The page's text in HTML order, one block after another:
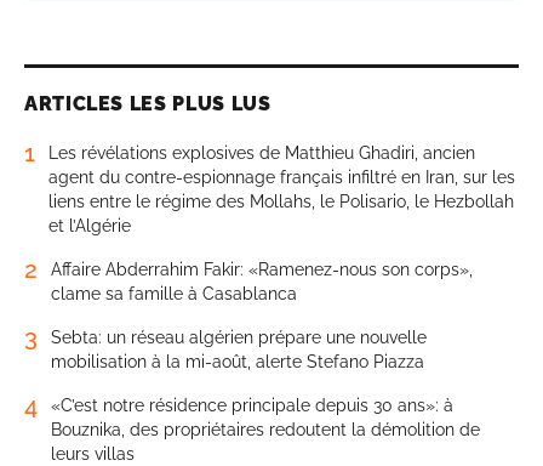
ARTICLES LES PLUS LUS
1
Les révélations explosives de Matthieu Ghadiri, ancien
agent du contre-espionnage français infiltré en Iran, sur les
liens entre le régime des Mollahs, le Polisario, le Hezbollah
et l’Algérie
2
Affaire Abderrahim Fakir: «Ramenez-nous son corps»,
clame sa famille à Casablanca
3
Sebta: un réseau algérien prépare une nouvelle
mobilisation à la mi-août, alerte Stefano Piazza
4
«C’est notre résidence principale depuis 30 ans»: à
Bouznika, des propriétaires redoutent la démolition de
leurs villas